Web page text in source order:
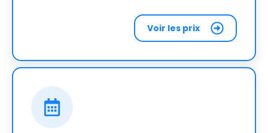
Voir les prix